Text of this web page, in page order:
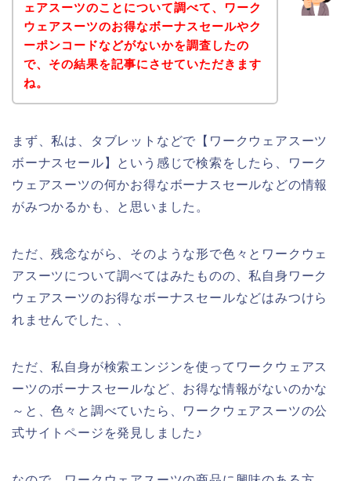
ェアスーツのことについて調べて、ワーク
ウェアスーツのお得なボーナスセールやク
ーポンコードなどがないかを調査したの
で、その結果を記事にさせていただきます
ね。
まず、私は、タブレットなどで【ワークウェアスーツ
ボーナスセール】という感じで検索をしたら、ワーク
ウェアスーツの何かお得なボーナスセールなどの情報
がみつかるかも、と思いました。
ただ、残念ながら、そのような形で色々とワークウェ
アスーツについて調べてはみたものの、私自身ワーク
ウェアスーツのお得なボーナスセールなどはみつけら
れませんでした、、
ただ、私自身が検索エンジンを使ってワークウェアス
ーツのボーナスセールなど、お得な情報がないのかな
～と、色々と調べていたら、ワークウェアスーツの公
式サイトページを発見しました♪